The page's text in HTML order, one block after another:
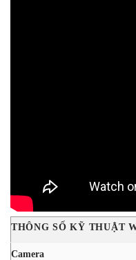
THÔNG SỐ KỸ THUẬT
Camera